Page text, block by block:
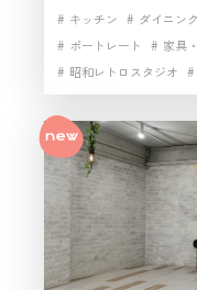
スタッフ
かな
たハ
あり
気を
レ
る場
オです。和室・洋室の落
品撮影、動画撮影、コ
ら近く、撮影小物や照明
界観を表現できる撮影ス
キッチン ダイニン
ポートレート
家具
昭和レトロスタジオ
都心の隠れ家
開放